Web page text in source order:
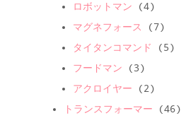
ロボットマン (4)
マグネフォース
(7)
タイタンコマンド
(5)
フードマン (3)
アクロイヤー (2)
トランスフォーマー (46)